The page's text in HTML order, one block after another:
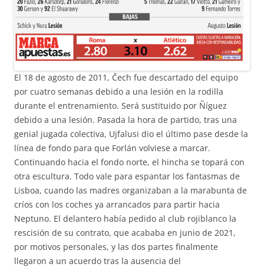
El 18 de agosto de 2011, Čech fue descartado del equipo
por cuatro semanas debido a una lesión en la rodilla
durante el entrenamiento. Será sustituido por Ñíguez
debido a una lesión. Pasada la hora de partido, tras una
genial jugada colectiva, Ujfalusi dio el último pase desde la
línea de fondo para que Forlán volviese a marcar.
Continuando hacia el fondo norte, el hincha se topará con
otra escultura. Todo vale para espantar los fantasmas de
Lisboa, cuando las madres organizaban a la marabunta de
críos con los coches ya arrancados para partir hacia
Neptuno. El delantero había pedido al club rojiblanco la
rescisión de su contrato, que acababa en junio de 2021,
por motivos personales, y las dos partes finalmente
llegaron a un acuerdo tras la ausencia del